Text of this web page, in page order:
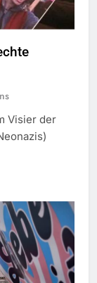
Visier der